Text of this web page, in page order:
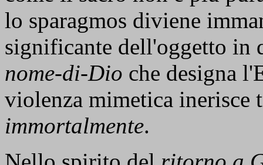
lo sparagmos diviene
significante dell'oggetto in
nome-di-Dio che designa
violenza mimetica inerisce
immortalmente.